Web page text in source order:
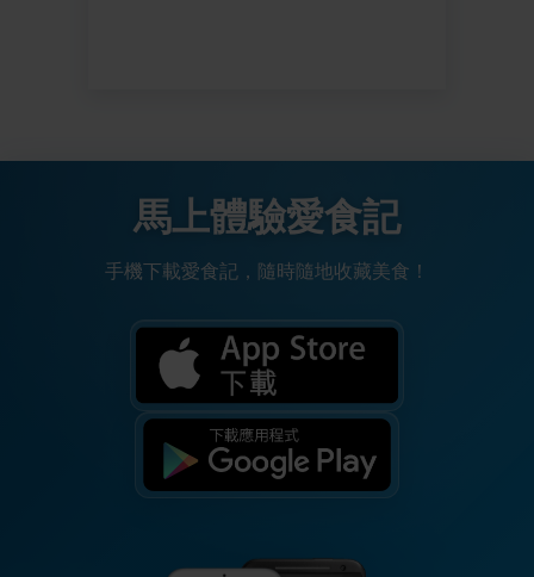
馬上體驗愛食記
手機下載愛食記，隨時隨地收藏美食！